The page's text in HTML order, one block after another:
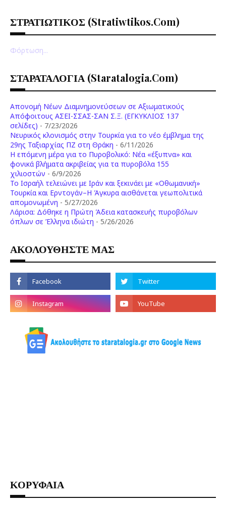
ΣΤΡΑΤΙΩΤΙΚΟΣ (stratiwtikos.com)
Φόρτωση...
ΣΤΑΡΑΤΑΛΟΓΙΑ (staratalogia.com)
Απονομή Νέων Διαμνημονεύσεων σε Αξιωματικούς
Απόφοιτους ΑΣΕΙ-ΣΣΑΣ-ΣΑΝ Σ.Ξ. (ΕΓΚΥΚΛΙΟΣ 137
σελίδες) - 7/23/2026
Νευρικός κλονισμός στην Τουρκία για το νέο έμβλημα της
29ης Ταξιαρχίας ΠΖ στη Θράκη - 6/11/2026
Η επόμενη μέρα για το Πυροβολικό: Νέα «έξυπνα» και
φονικά βλήματα ακριβείας για τα πυροβόλα 155
χιλιοστών - 6/9/2026
Το Ισραήλ τελειώνει με Ιράν και ξεκινάει με «Οθωμανική»
Τουρκία και Ερντογάν–Η Άγκυρα αισθάνεται γεωπολιτικά
απομονωμένη - 5/27/2026
Λάρισα: Δόθηκε η Πρώτη Άδεια κατασκευής πυροβόλων
όπλων σε Έλληνα ιδιώτη - 5/26/2026
ΑΚΟΛΟΥΘΗΣΤΕ ΜΑΣ
ΚΟΡΥΦΑΙΑ